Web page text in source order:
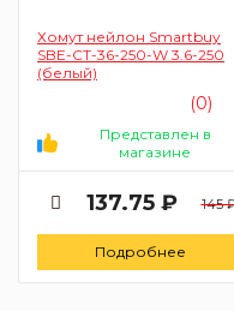
Хомут нейлон Smartbuy
SBE-CT-36-250-W 3.6-250
(белый)
(0)
Представлен в
магазине
137.75 ₽ 145
Подробнее